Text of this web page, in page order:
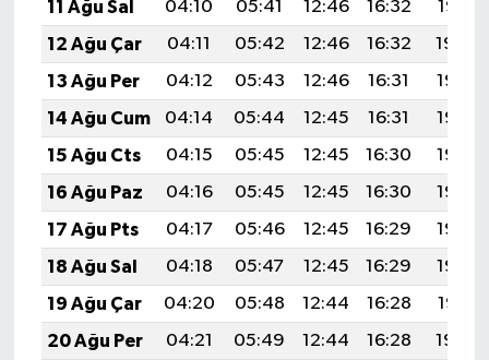
11 Ağu Sal
04:10 05:41 12:46 16:32
19:41
12 Ağu Çar
04:11 05:42 12:46 16:32
19:40
13 Ağu Per
04:12 05:43 12:46 16:31
19:38
14 Ağu Cum
04:14 05:44 12:45 16:31
19:37
15 Ağu Cts
04:15 05:45 12:45 16:30
19:36
16 Ağu Paz
04:16 05:45 12:45 16:30
19:35
17 Ağu Pts
04:17 05:46 12:45 16:29
19:33
18 Ağu Sal
04:18 05:47 12:45 16:29
19:32
19 Ağu Çar
04:20 05:48 12:44 16:28
19:31
20 Ağu Per
04:21 05:49 12:44 16:28
19:30